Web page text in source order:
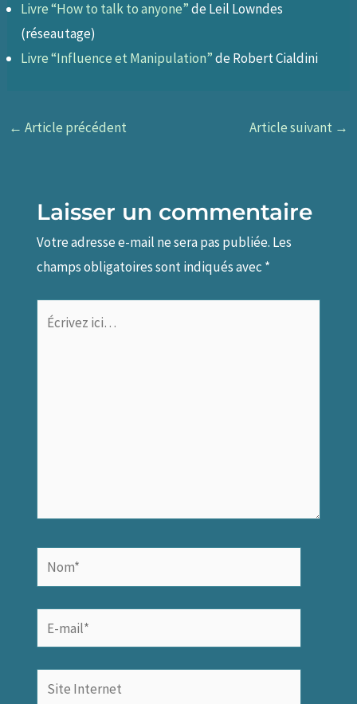
Livre “How to talk toanyone”de Leil Lowndes
(réseautage)
Livre “Influence et Manipulation”de Robert Cialdini
← Article précédent Article suivant →
Laisser un commentaire
Votre adresse e-mail ne sera pas publiée. Les
champs obligatoires sont indiqués avec *
Écrivez
Nom*
mail*
Site